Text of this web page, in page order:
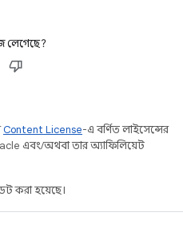
লেগেছে?
Content License-এ বর্ণিত লাইসেন্সের
এবং/অথবা তার অ্যাফিলিয়েট
করা হয়েছে।